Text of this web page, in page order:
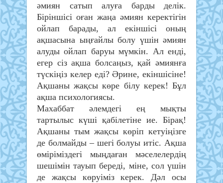
әмиян сатып алуға барды делік.
Біріншісі оған жаңа әмиян керектігін
ойлап барады, ал екіншісі оның
ақшасына ыңғайлы болу үшін әмиян
алуды ойлап баруы мүмкін. Ал енді,
егер сіз ақша болсаңыз, қай әмиянға
түскіңіз келер еді? Әрине, екіншісіне!
Ақшаны жақсы көре білу керек! Бұл
ақша психологиясы.
Махаббат әлемдегі ең мықты
тартылыс күші қабілетіне ие. Бірақ!
Ақшаны тым жақсы көріп кетуіңізге
де болмайды – шегі болуы итіс. Ақша
өміріміздегі мыңдаған мәселелердің
шешімін тауып береді, міне, сол үшін
де жақсы көруіміз керек. Дәл осы